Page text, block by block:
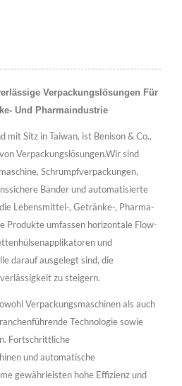
Verpackungslösungen Für
Und Pharmaindustrie
mit Sitz in Taiwan, ist Benison & Co.,
Verpackungslösungen.Wir sind
Schrumpfverpackungen,
Bänder und automatisierte
Lebensmittel-, Getränke-, Pharma-
Produkte umfassen horizontale Flow-
und
darauf ausgelegt sind, die
zu steigern.
Verpackungsmaschinen als auch
Technologie sowie
Fortschrittliche
und automatische
gewährleisten hohe Effizienz und